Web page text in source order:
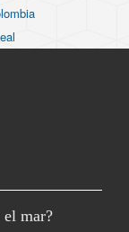
el mar?